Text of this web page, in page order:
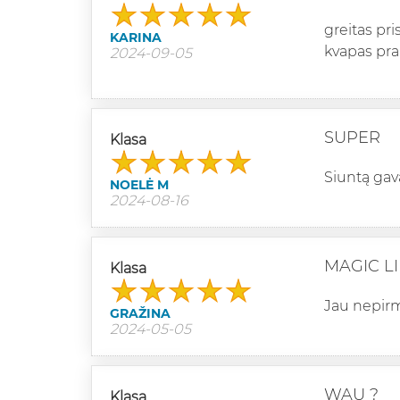
KARINA
2024-09-05
greitas
kvapas
Klasa
NOELĖ M
2024-08-16
SUPER
Siuntą
Klasa
GRAŽINA
2024-05-05
MAGIC
Jau
WAU ?